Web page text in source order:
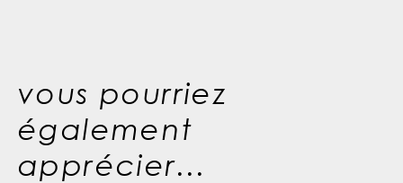
vous pourriez
également
apprécier...